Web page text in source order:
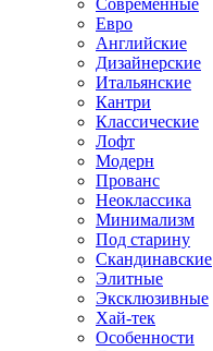
Современные
Евро
Английские
Дизайнерские
Итальянские
Кантри
Классические
Лофт
Модерн
Прованс
Неоклассика
Минимализм
Под старину
Скандинавские
Элитные
Эксклюзивные
Хай-тек
Особенности